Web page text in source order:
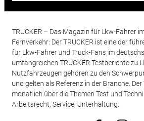
TRUCKER – Das Magazin für Lkw-Fahrer
Fernverkehr: Der TRUCKER ist eine der
für Lkw-Fahrer und Truck-Fans im
umfangreichen TRUCKER Testberichte zu
Nutzfahrzeugen gehören zu den
und gelten als Referenz in der Branche. Der
monatlich über die Themen Test und
Arbeitsrecht, Service, Unterhaltung.